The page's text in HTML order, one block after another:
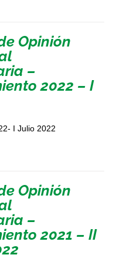
Opinión
–
2022 – I
I Julio 2022
Opinión
–
2021 – II